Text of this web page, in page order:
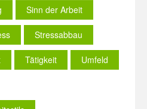
Sinn der Arbeit
Stressabbau
Tätigkeit Umfeld